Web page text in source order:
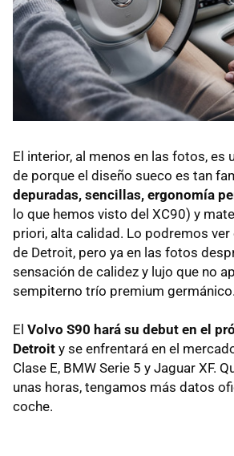
El interior, al menos en las fotos, es
de porque el diseño sueco es tan
depuradas, sencillas, ergonomía
lo que hemos visto del XC90) y
priori, alta calidad. Lo podremos ver
de Detroit, pero ya en las fotos
sensación de calidez y lujo que no
sempiterno trío premium germánico.
El Volvo S90 hará su debut en el
Detroit y se enfrentará en el
Clase E, BMW Serie 5 y Jaguar XF.
unas horas, tengamos más datos
coche.